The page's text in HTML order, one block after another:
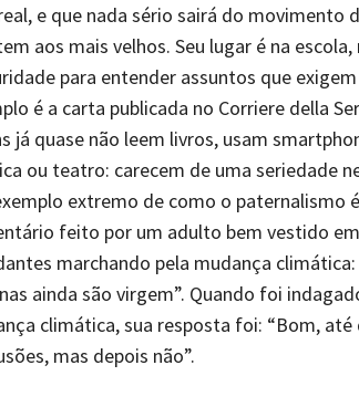
e que nada sério sairá do movimento
aos mais velhos. Seu lugar é na
para entender assuntos que
é a carta publicada no Corriere della
já quase não leem livros, usam
ou teatro: carecem de uma seriedade
extremo de como o paternalismo
feito por um adulto bem vestido
marchando pela mudança
ainda são virgem”. Quando foi
climática, sua resposta foi: “Bom,
mas depois não”.